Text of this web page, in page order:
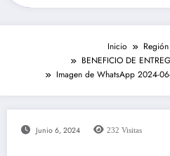
Inicio
BENEFICIO DE
Imagen de WhatsApp 2024-
Junio 6, 2024 232 Visitas